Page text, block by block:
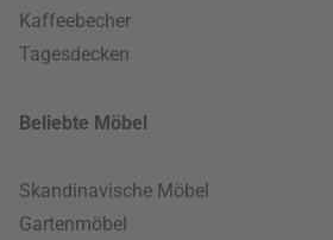
Kaffeebecher
Tagesdecken
Beliebte Möbel
Skandinavische Möbel
Gartenmöbel